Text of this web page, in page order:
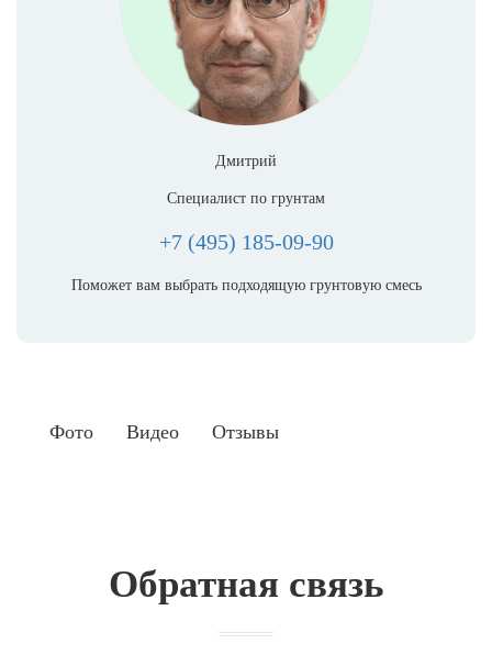
Дмитрий
Специалист по грунтам
+7 (495) 185-09-90
Поможет вам выбрать подходящую грунтовую смесь
Фото Видео Отзывы
Обратная связь